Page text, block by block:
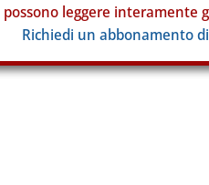
possono leggere interamente
Richiedi un abbonamento